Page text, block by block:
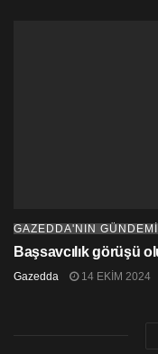
GAZEDDA'NIN GÜNDEMİ
Başsavcılık görüşü
Gazedda 14 EKIM 2024